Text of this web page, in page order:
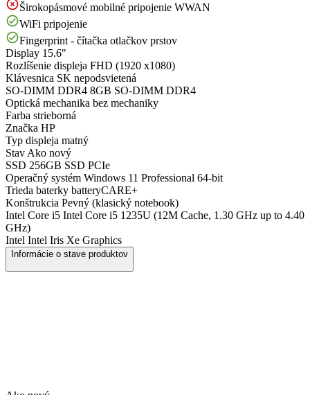
Širokopásmové mobilné pripojenie WWAN
WiFi pripojenie
Fingerprint - čítačka otlačkov prstov
Display 15.6"
Rozlíšenie displeja FHD (1920 x1080)
Klávesnica SK nepodsvietená
SO-DIMM DDR4 8GB SO-DIMM DDR4
Optická mechanika bez mechaniky
Farba strieborná
Značka HP
Typ displeja matný
Stav Ako nový
SSD 256GB SSD PCIe
Operačný systém Windows 11 Professional 64-bit
Trieda baterky batteryCARE+
Konštrukcia Pevný (klasický notebook)
Intel Core i5 Intel Core i5 1235U (12M Cache, 1.30 GHz up to 4.40
GHz)
Intel Intel Iris Xe Graphics
Informácie o stave produktov